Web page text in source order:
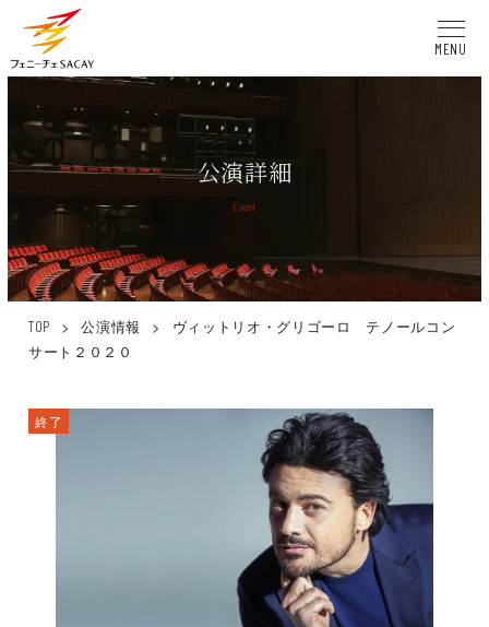
MENU
公演詳細
Event
TOP > 公演情報 >
ヴィットリオ・グリゴーロ テノールコン
サート２０２０
終了